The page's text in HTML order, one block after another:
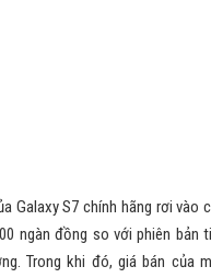
Galaxy S7 chính hãng rơi vào
ngàn đồng so với phiên bản
Trong khi đó, giá bán của